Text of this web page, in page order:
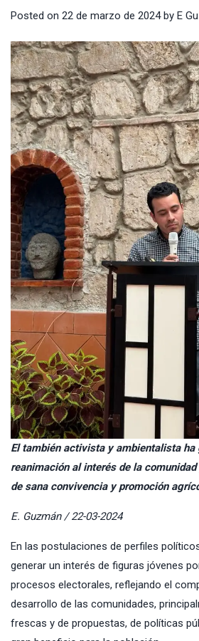
Posted on 22 de marzo de 2024by E
El también activista y ambientalista ha
reanimación al interés de la
de sana convivencia y promoción
E. Guzmán / 22-03-2024
En las postulaciones de perfiles
generar un interés de figuras jóvenes
procesos electorales, reflejando el
desarrollo de las comunidades,
frescas y de propuestas, de políticas